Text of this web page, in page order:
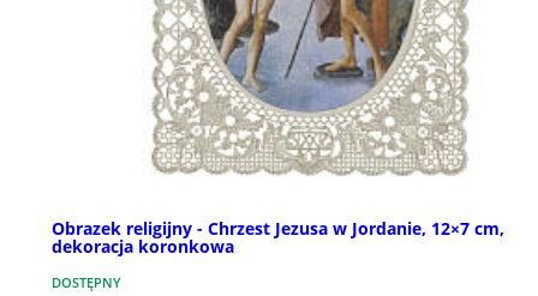
Obrazek religijny - Chrzest Jezusa w Jordanie, 12×7 cm,
dekoracja koronkowa
DOSTĘPNY